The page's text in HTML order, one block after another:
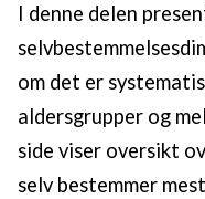
I denne delen
om det er
aldersgrupper og
side viser oversikt
selv bestemmer